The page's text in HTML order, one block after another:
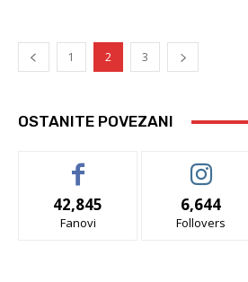
1 2 3
OSTANITE POVEZANI
42,845
Fanovi
6,644
Follovers